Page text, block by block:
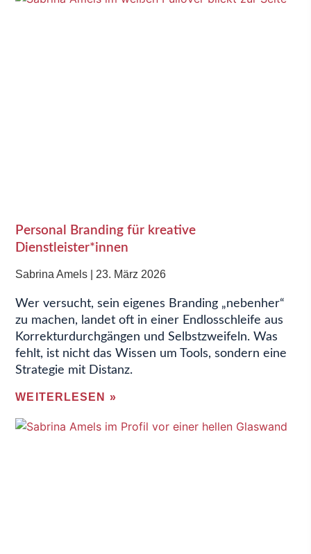
Personal Branding für kreative
Dienstleister*innen
Sabrina Amels 23. März 2026
Wer versucht, sein eigenes Branding „nebenher“
zu machen, landet oft in einer Endlosschleife aus
Korrekturdurchgängen und Selbstzweifeln. Was
fehlt, ist nicht das Wissen um Tools, sondern eine
Strategie mit Distanz.
WEITERLESEN »